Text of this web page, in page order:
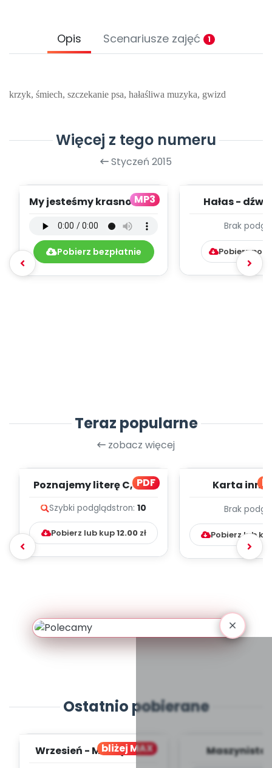
Pomoc
Opis Scenariusze zajęć 1
krzyk, śmiech, szczekanie psa, hałaśliwa muzyka, gwizd
Więcej z tego numeru
Styczeń 2015
MP3
My jesteśmy krasnoludki
Pobierz bezpłatnie
Hałas -
Brak
Pobierz
Teraz popularne
zobacz więcej
PDF
Poznajemy literę C, cz. 1
Szybki podglądstron: 10
Pobierz lub kup12.00zł
Karta
Brak
Pobierz lub
Ostatnio pobierane
bliżej MAX
Wrzesień - MIESIĘCZNY
Maszynista